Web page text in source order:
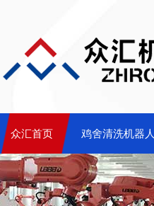
众汇首页 鸡舍清洗机器人